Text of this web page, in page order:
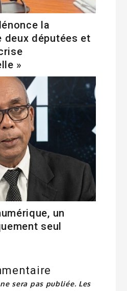
la
deux députées et
»
un
seul
sera pas publiée. Les